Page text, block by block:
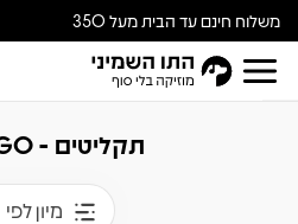
משלוח חינם עד הבית מעל 350
ש״ח
תקליטים - CHICAGO
מיון לפי